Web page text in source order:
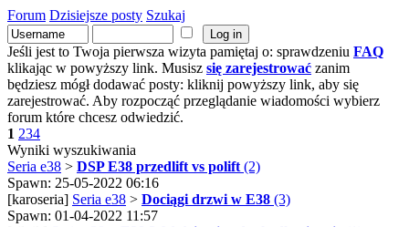
Forum Dzisiejsze posty Szukaj
Jeśli jest to Twoja pierwsza wizyta pamiętaj o: sprawdzeniu FAQ
klikając w powyższy link. Musisz się zarejestrować zanim
będziesz mógł dodawać posty: kliknij powyższy link, aby się
zarejestrować. Aby rozpocząć przeglądanie wiadomości wybierz
forum które chcesz odwiedzić.
1 234
Wyniki wyszukiwania
Seria e38 > DSP E38 przedlift vs polift (2)
Spawn: 25-05-2022 06:16
[karoseria] Seria e38 > Dociągi drzwi w E38 (3)
Spawn: 01-04-2022 11:57